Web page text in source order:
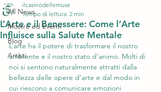
All News
Mostre ed Eventi
Blog
Artisti
L’Arte e il Benessere: Come l’Arte
Influisce sulla Salute Mentale
ilcasinodellemuse
Tempo di lettura: 2 min
L’arte ha il potere di trasformare il nostro
ambiente e il nostro stato d’animo. Molti di
noi si sentono naturalmente attratti dalla
bellezza delle opere d’arte e dal modo in
cui riescono a comunicare emozioni